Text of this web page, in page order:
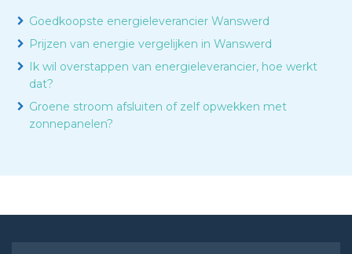
Goedkoopste energieleverancier Wanswerd
Prijzen van energie vergelijken in Wanswerd
Ik wil overstappen van energieleverancier, hoe werkt
dat?
Groene stroom afsluiten of zelf opwekken met
zonnepanelen?